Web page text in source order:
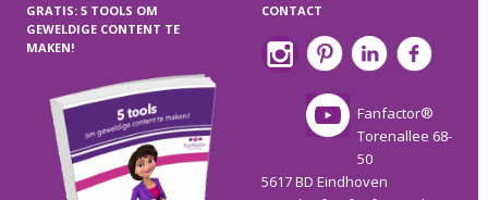
GRATIS: 5 TOOLS OM
GEWELDIGE CONTENT TE
MAKEN!
CONTACT
Fanfactor®
Torenallee 68-
50
5617 BD Eindhoven